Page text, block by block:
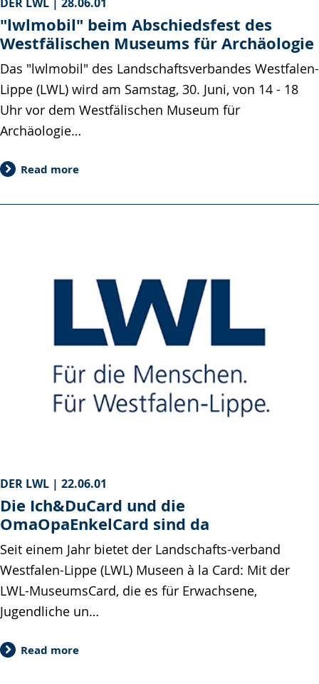
"lwlmobil" beim Abschiedsfest des
Westfälischen Museums für Archäologie
Das "lwlmobil" des Landschaftsverbandes Westfalen-
Lippe (LWL) wird am Samstag, 30. Juni, von 14 - 18
Uhr vor dem Westfälischen Museum für
Archäologie…
Read more
DER LWL | 22.06.01
Die Ich&DuCard und die
OmaOpaEnkelCard sind da
Seit einem Jahr bietet der Landschafts-verband
Westfalen-Lippe (LWL) Museen à la Card: Mit der
LWL-MuseumsCard, die es für Erwachsene,
Jugendliche un…
Read more